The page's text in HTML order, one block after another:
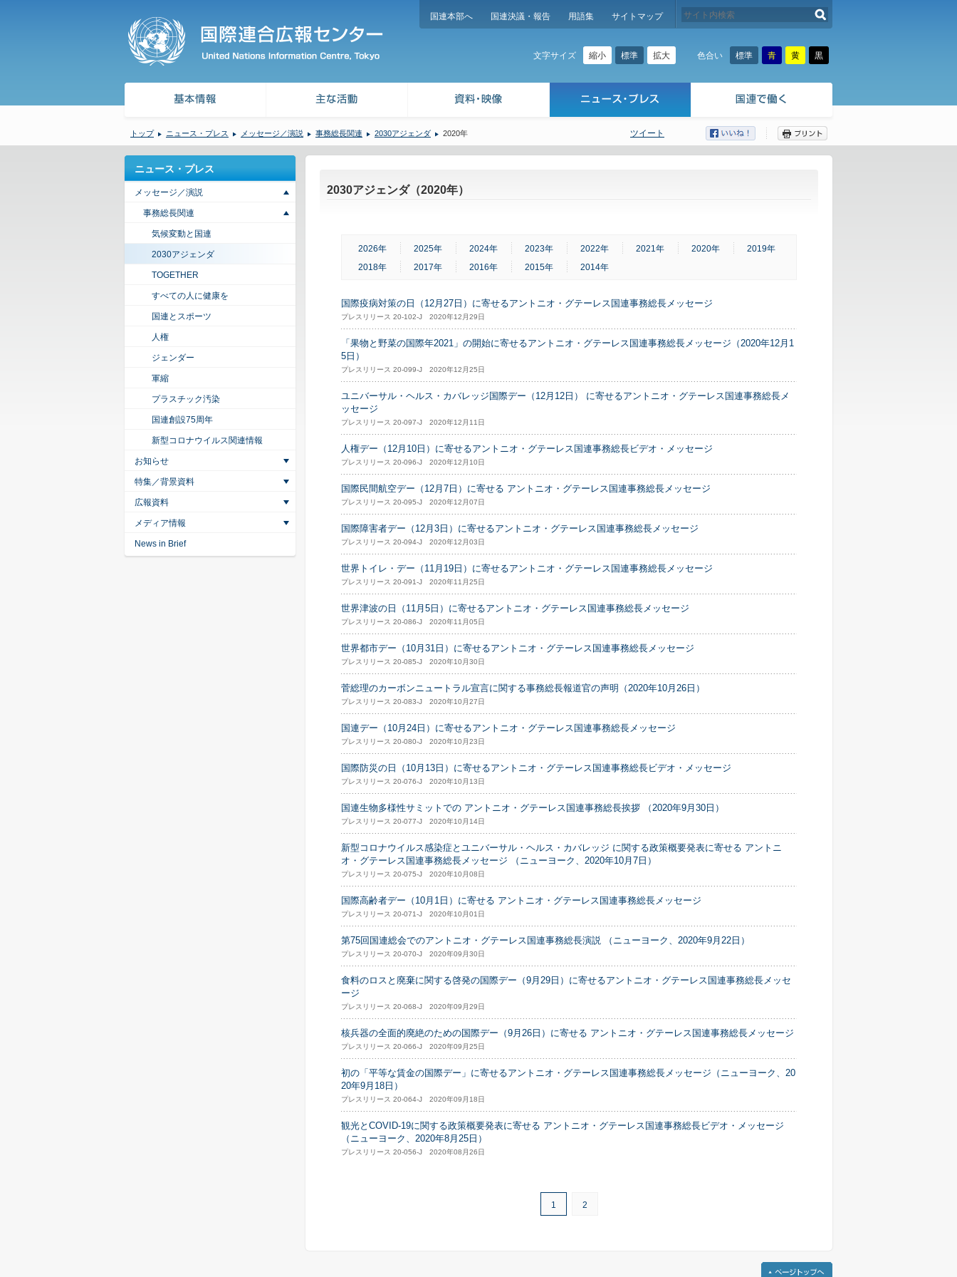
国連本部へ 国連決議・報告 用語集 サイトマップ
文字サイズ 縮小 標準 拡大 色合い 標準 青 黄 黒
トップ ニュース・プレス メッセージ／演説 事務総長関連 2030アジェンダ 2020年 ツイート
2030アジェンダ（2020年）
2026年 2025年 2024年 2023年 2022年 2021年 2020年
2019年
2018年
2017年 2016年 2015年 2014年
国際疫病対策の日（12月27日）に寄せるアントニオ・グテーレス国連事務総長メッセージ
プレスリリース 20-102-J 2020年12月29日
「果物と野菜の国際年2021」の開始に寄せるアントニオ・グテーレス国連事務総長メッセージ（2020年12月1
5日）
プレスリリース 20-099-J 2020年12月25日
ユニバーサル・ヘルス・カバレッジ国際デー（12月12日） に寄せるアントニオ・グテーレス国連事務総長メ
ッセージ
プレスリリース 20-097-J 2020年12月11日
人権デー（12月10日）に寄せるアントニオ・グテーレス国連事務総長ビデオ・メッセージ
プレスリリース 20-096-J 2020年12月10日
国際民間航空デー（12月7日）に寄せる アントニオ・グテーレス国連事務総長メッセージ
プレスリリース 20-095-J 2020年12月07日
国際障害者デー（12月3日）に寄せるアントニオ・グテーレス国連事務総長メッセージ
プレスリリース 20-094-J 2020年12月03日
世界トイレ・デー（11月19日）に寄せるアントニオ・グテーレス国連事務総長メッセージ
プレスリリース 20-091-J 2020年11月25日
世界津波の日（11月5日）に寄せるアントニオ・グテーレス国連事務総長メッセージ
プレスリリース 20-086-J 2020年11月05日
世界都市デー（10月31日）に寄せるアントニオ・グテーレス国連事務総長メッセージ
プレスリリース 20-085-J 2020年10月30日
菅総理のカーボンニュートラル宣言に関する事務総長報道官の声明（2020年10月26日）
プレスリリース 20-083-J 2020年10月27日
国連デー（10月24日）に寄せるアントニオ・グテーレス国連事務総長メッセージ
プレスリリース 20-080-J 2020年10月23日
国際防災の日（10月13日）に寄せるアントニオ・グテーレス国連事務総長ビデオ・メッセージ
プレスリリース 20-076-J 2020年10月13日
国連生物多様性サミットでの アントニオ・グテーレス国連事務総長挨拶 （2020年9月30日）
プレスリリース 20-077-J 2020年10月14日
新型コロナウイルス感染症とユニバーサル・ヘルス・カバレッジ に関する政策概要発表に寄せる アントニ
オ・グテーレス国連事務総長メッセージ （ニューヨーク、2020年10月7日）
プレスリリース 20-075-J 2020年10月08日
国際高齢者デー（10月1日）に寄せる アントニオ・グテーレス国連事務総長メッセージ
プレスリリース 20-071-J 2020年10月01日
第75回国連総会でのアントニオ・グテーレス国連事務総長演説 （ニューヨーク、2020年9月22日）
プレスリリース 20-070-J 2020年09月30日
食料のロスと廃棄に関する啓発の国際デー（9月29日）に寄せるアントニオ・グテーレス国連事務総長メッセ
ージ
プレスリリース 20-068-J 2020年09月29日
核兵器の全面的廃絶のための国際デー（9月26日）に寄せる アントニオ・グテーレス国連事務総長メッセージ
プレスリリース 20-066-J 2020年09月25日
初の「平等な賃金の国際デー」に寄せるアントニオ・グテーレス国連事務総長メッセージ（ニューヨーク、20
20年9月18日）
プレスリリース 20-064-J 2020年09月18日
観光とCOVID-19に関する政策概要発表に寄せる アントニオ・グテーレス国連事務総長ビデオ・メッセージ
（ニューヨーク、2020年8月25日）
プレスリリース 20-056-J 2020年08月26日
1 2
ニュース・プレス
メッセージ／演説
事務総長関連
気候変動と国連
2030アジェンダ
TOGETHER
すべての人に健康を
国連とスポーツ
人権
ジェンダー
軍縮
プラスチック汚染
国連創設75周年
新型コロナウイルス関連情報
お知らせ
特集／背景資料
広報資料
メディア情報
News in Brief